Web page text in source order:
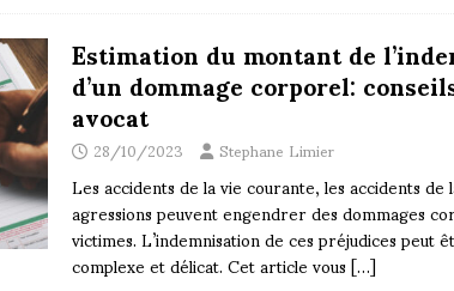
Estimation du montant de
d’un dommage corporel:
avocat
28/10/2023 Stephane Limier
Les accidents de la vie courante, les accidents
agressions peuvent engendrer des dommages
victimes. L’indemnisation de ces préjudices peut
complexe et délicat. Cet article vous[…]